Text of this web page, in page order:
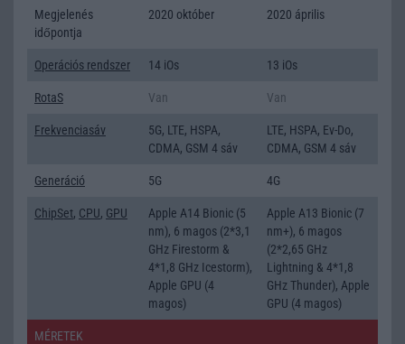
Megjelenés
időpontja
2020 október 2020 április
Operációs rendszer 14 iOs 13 iOs
RotaS Van Van
Frekvenciasáv
5G, LTE, HSPA,
CDMA, GSM 4 sáv
LTE, HSPA, Ev-Do,
CDMA, GSM 4 sáv
Generáció 5G 4G
ChipSet, CPU, GPU
Apple A14 Bionic (5
nm), 6 magos (2*3,1
GHz Firestorm &
4*1,8 GHz Icestorm),
Apple GPU (4
magos)
Apple A13 Bionic (7
nm+), 6 magos
(2*2,65 GHz
Lightning & 4*1,8
GHz Thunder), Apple
GPU (4 magos)
MÉRETEK